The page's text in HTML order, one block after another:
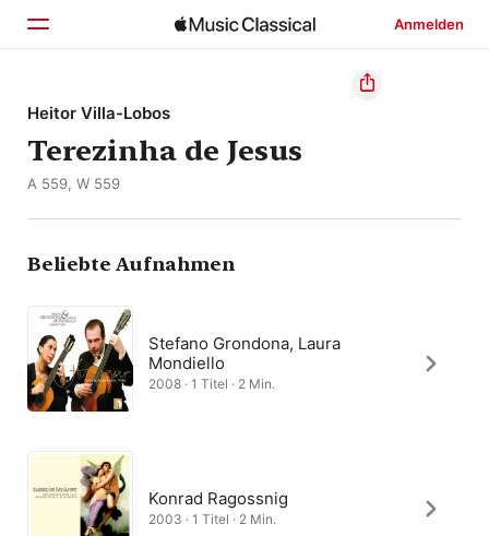
Anmelden
Startseite
Entdecken
Heitor Villa-Lobos
Terezinha de Jesus
A 559, W 559
Beliebte Aufnahmen
Stefano Grondona, Laura
Mondiello
2008 · 1 Titel · 2 Min.
Konrad Ragossnig
2003 · 1 Titel · 2 Min.